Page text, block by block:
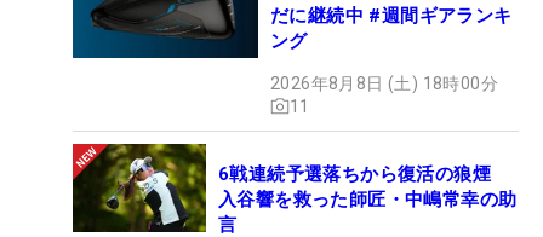
だに継続中 #週間ギアランキ
ング
2026年8月8日 (土) 18時00分
11
6戦連続予選落ちから復活の狼煙
入谷響を救った師匠・中嶋常幸の助
言